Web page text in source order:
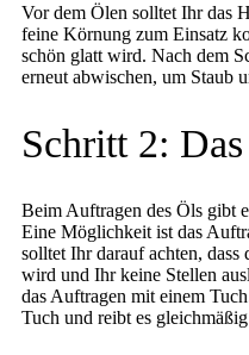
Vor dem Ölen solltet Ihr das
feine Körnung zum Einsatz
schön glatt wird. Nach dem
erneut abwischen, um Staub
Schritt 2:
Beim Auftragen des Öls gibt
Eine Möglichkeit ist das
solltet Ihr darauf achten,
wird und Ihr keine Stellen
das Auftragen mit einem
Tuch und reibt es